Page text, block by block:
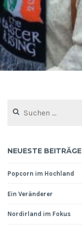
nach:
NEUESTE BEITRÄGE
Popcorn im Hochland
Ein Veränderer
Nordirland im Fokus